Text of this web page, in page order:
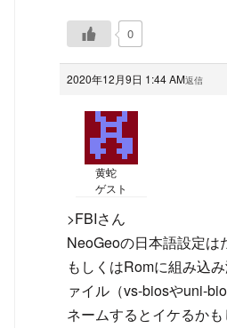
0
2020年12月9日 1:44 AM返信
黄蛇
ゲスト
>FBIさん
NeoGeoの日本語設定は
もしくはRomに組み込
ァイル（vs-biosやuni-
ネームするとイケるかも